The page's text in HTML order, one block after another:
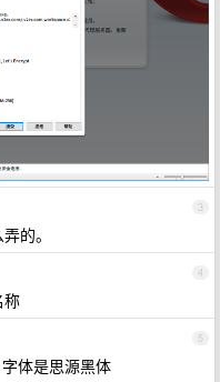
3
的。
4
称
5
体是思源黑体